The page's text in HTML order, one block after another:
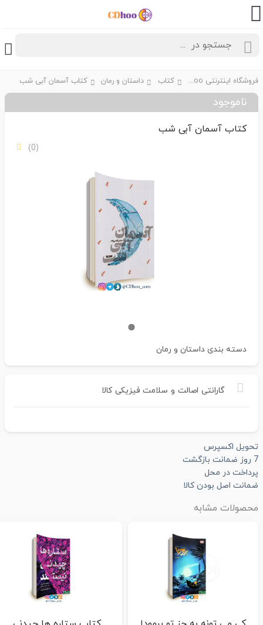
فروشگاه اینترنتی CDhoo کتاب داستان و رمان کتاب آسمان آبی شب
ناموجود
کتاب آسمان آبی شب
(0)
دسته بندی داستان و رمان
گارانتی اصالت و سلامت فیزیکی کالا
تحویل اکسپرس
7 روز ضمانت بازگشت
پرداخت در محل
ضمانت اصل بودن کالا
محصولات مشابه